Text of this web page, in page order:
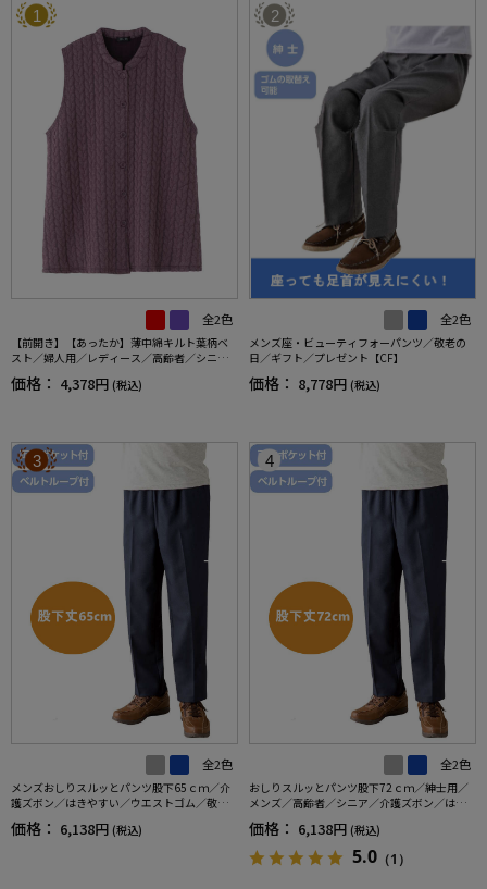
1
全2色
【前開き】【あったか】薄中綿キルト葉柄ベ
スト／婦人用／レディース／高齢者／シニア
／秋冬／洗濯OK／自宅で洗える／名前記入欄
付／両脇ポケット／お出かけ／ギフト【CF】
価格： 4,378円 (税込)
2
全2色
メンズ座・ビューティフォーパンツ／敬老の
日／ギフト／プレゼント【CF】
価格： 8,778円 (税込)
3
全2色
メンズおしりスルッとパンツ股下65ｃｍ／介
護ズボン／はきやすい／ウエストゴム／敬老
の日／ギフト／プレゼント【CF】
価格： 6,138円 (税込)
4
全2色
おしりスルッとパンツ股下72ｃｍ／紳士用／
メンズ／高齢者／シニア／介護ズボン／はき
やすい／ウエストゴム／敬老の日／ギフト／
プレゼント【CF】
価格： 6,138円 (税込)
5.0 （1）